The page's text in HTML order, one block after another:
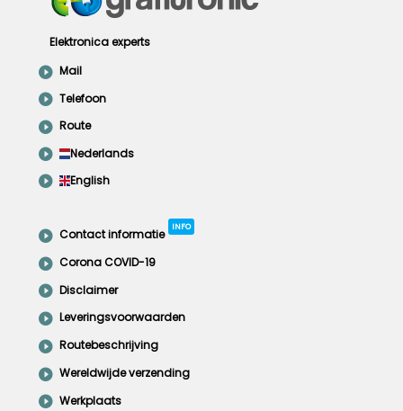
Elektronica experts
Mail
Telefoon
Route
Nederlands
English
Contact informatie INFO
Corona COVID-19
Disclaimer
Leveringsvoorwaarden
Routebeschrijving
Wereldwijde verzending
Werkplaats